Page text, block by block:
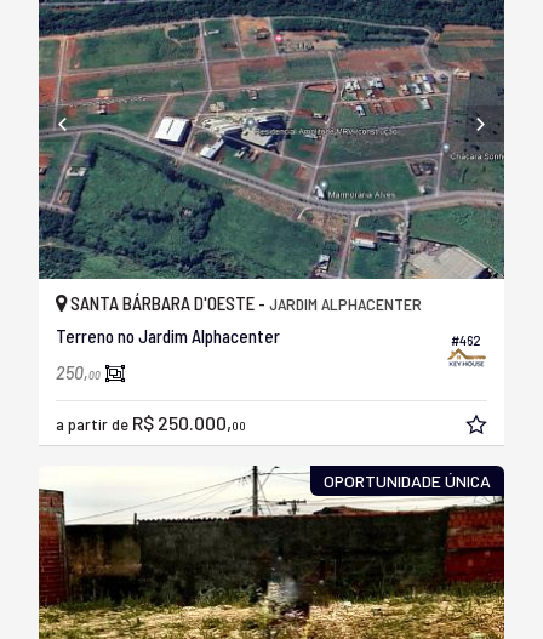
#462
SANTA BÁRBARA D'OESTE - JARDIM ALPHACENTER
Terreno no Jardim Alphacenter
250,00
a partir de R$ 250.000,00
OPORTUNIDADE ÚNICA